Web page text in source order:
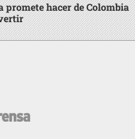
promete hacer de Colombia